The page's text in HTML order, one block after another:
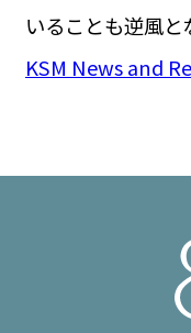
いることも逆風と
KSM News and